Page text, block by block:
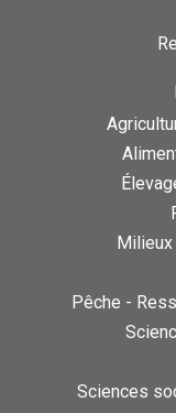
Pêche -
Sciences